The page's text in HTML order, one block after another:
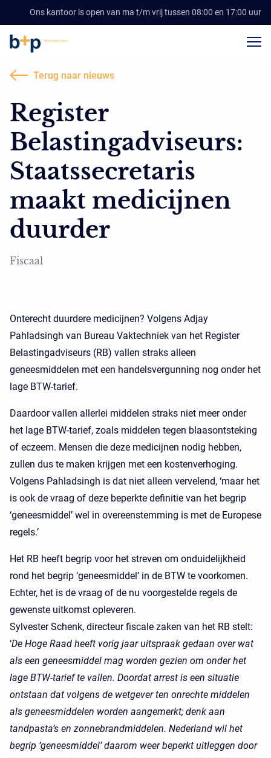
Ons kantoor is open van ma t/m vrij tussen 08:00 en 17:00 uur
Terug naar nieuws
Register
Belastingadviseurs:
Staatssecretaris
maakt medicijnen
duurder
Fiscaal
Onterecht duurdere medicijnen? Volgens Adjay
Pahladsingh van Bureau Vaktechniek van het Register
Belastingadviseurs (RB) vallen straks alleen
geneesmiddelen met een handelsvergunning nog onder het
lage BTW-tarief.
Daardoor vallen allerlei middelen straks niet meer onder
het lage BTW-tarief, zoals middelen tegen blaasontsteking
of eczeem. Mensen die deze medicijnen nodig hebben,
zullen dus te maken krijgen met een kostenverhoging.
Volgens Pahladsingh is dat niet alleen vervelend, ‘maar het
is ook de vraag of deze beperkte definitie van het begrip
‘geneesmiddel’ wel in overeenstemming is met de Europese
regels.’
Het RB heeft begrip voor het streven om onduidelijkheid
rond het begrip ‘geneesmiddel’ in de BTW te voorkomen.
Echter, het is de vraag of de nu voorgestelde regels de
gewenste uitkomst opleveren.
Sylvester Schenk, directeur fiscale zaken van het RB stelt:
‘De Hoge Raad heeft vorig jaar uitspraak gedaan over wat
als een geneesmiddel mag worden gezien om onder het
lage BTW-tarief te vallen. Doordat arrest is een situatie
ontstaan dat volgens de wetgever ten onrechte middelen
als geneesmiddelen worden aangemerkt; denk aan
tandpasta’s en zonnebrandmiddelen. Nederland wil het
begrip ‘geneesmiddel’ daarom weer beperkt uitleggen door